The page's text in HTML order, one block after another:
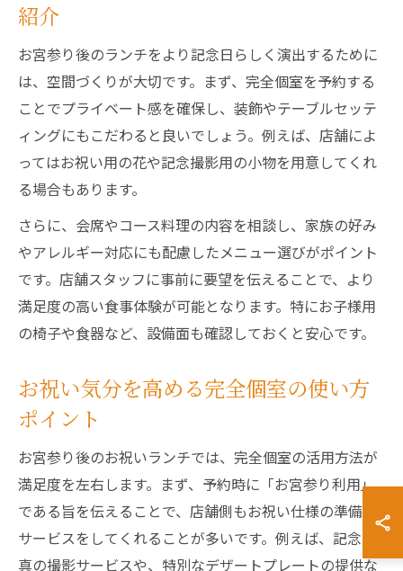
紹介
お宮参り後のランチをより記念日らしく演出するために
は、空間づくりが大切です。まず、完全個室を予約する
ことでプライベート感を確保し、装飾やテーブルセッテ
ィングにもこだわると良いでしょう。例えば、店舗によ
ってはお祝い用の花や記念撮影用の小物を用意してくれ
る場合もあります。
さらに、会席やコース料理の内容を相談し、家族の好み
やアレルギー対応にも配慮したメニュー選びがポイント
です。店舗スタッフに事前に要望を伝えることで、より
満足度の高い食事体験が可能となります。特にお子様用
の椅子や食器など、設備面も確認しておくと安心です。
お祝い気分を高める完全個室の使い方
ポイント
お宮参り後のお祝いランチでは、完全個室の活用方法が
満足度を左右します。まず、予約時に「お宮参り利用」
である旨を伝えることで、店舗側もお祝い仕様の準備や
サービスをしてくれることが多いです。例えば、記念写
真の撮影サービスや、特別なデザートプレートの提供な